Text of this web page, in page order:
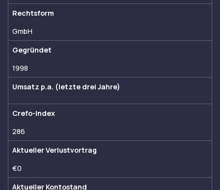
Rechtsform
GmbH
Gegründet
1998
Umsatz p.a. (letzte drei Jahre)
Crefo-Index
286
Aktueller Verlustvortrag
€0
Aktueller Kontostand